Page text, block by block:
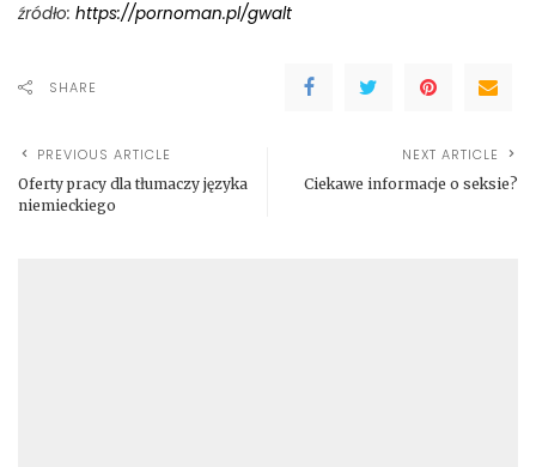
źródło: https://pornoman.pl/gwalt
SHARE
PREVIOUS ARTICLE
Oferty pracy dla tłumaczy języka
niemieckiego
NEXT ARTICLE
Ciekawe informacje o seksie?